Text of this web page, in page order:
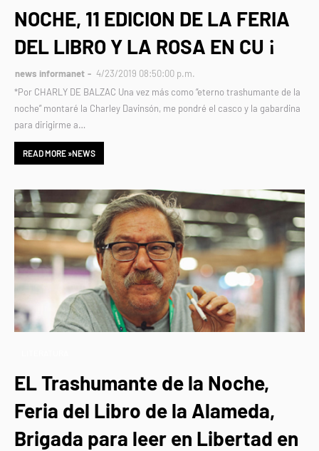
NOCHE, 11 EDICION DE LA FERIA
DEL LIBRO Y LA ROSA EN CU ¡
news informanet
4/23/2019 08:50:00 p.m.
*Por CHARLY DE BALZAC Una vez más como “eterno trashumante de la
noche” montaré la Charley Davinsón, me pondré el casco y la gabardina
para dirigirme a…
READ MORE »NEWS
EL Trashumante de la Noche,
Feria del Libro de la Alameda,
Brigada para leer en Libertad en